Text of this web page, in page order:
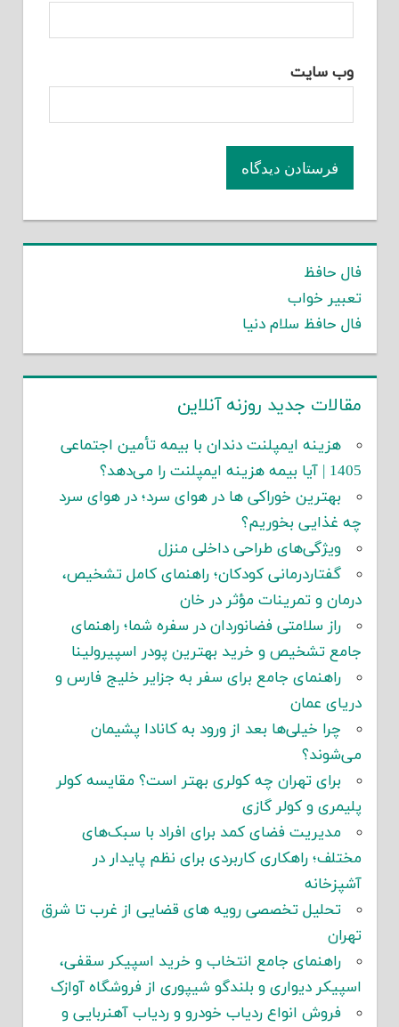
وب‌ سایت
فال حافظ
تعبیر خواب
فال حافظ سلام دنیا
مقالات جدید روزنه آنلاین
هزینه ایمپلنت دندان با بیمه تأمین اجتماعی
1405 | آیا بیمه هزینه ایمپلنت را می‌دهد؟
بهترین خوراکی ها در هوای سرد؛ در هوای سرد
چه غذایی بخوریم؟
ویژگی‌های طراحی داخلی منزل
گفتاردرمانی کودکان؛ راهنمای کامل تشخیص،
درمان و تمرینات مؤثر در خان
راز سلامتی فضانوردان در سفره شما؛ راهنمای
جامع تشخیص و خرید بهترین پودر اسپیرولینا
راهنمای جامع برای سفر به جزایر خلیج فارس و
دریای عمان
چرا خیلی‌ها بعد از ورود به کانادا پشیمان
می‌شوند؟
برای تهران چه کولری بهتر است؟ مقایسه کولر
پلیمری و کولر گازی
مدیریت فضای کمد برای افراد با سبک‌های
مختلف؛ راهکاری کاربردی برای نظم پایدار در
آشپزخانه
تحلیل تخصصی رویه های قضایی از غرب تا شرق
تهران
راهنمای جامع انتخاب و خرید اسپیکر سقفی،
اسپیکر دیواری و بلندگو شیپوری از فروشگاه آوازک
فروش انواع ردیاب خودرو و ردیاب آهنربایی و